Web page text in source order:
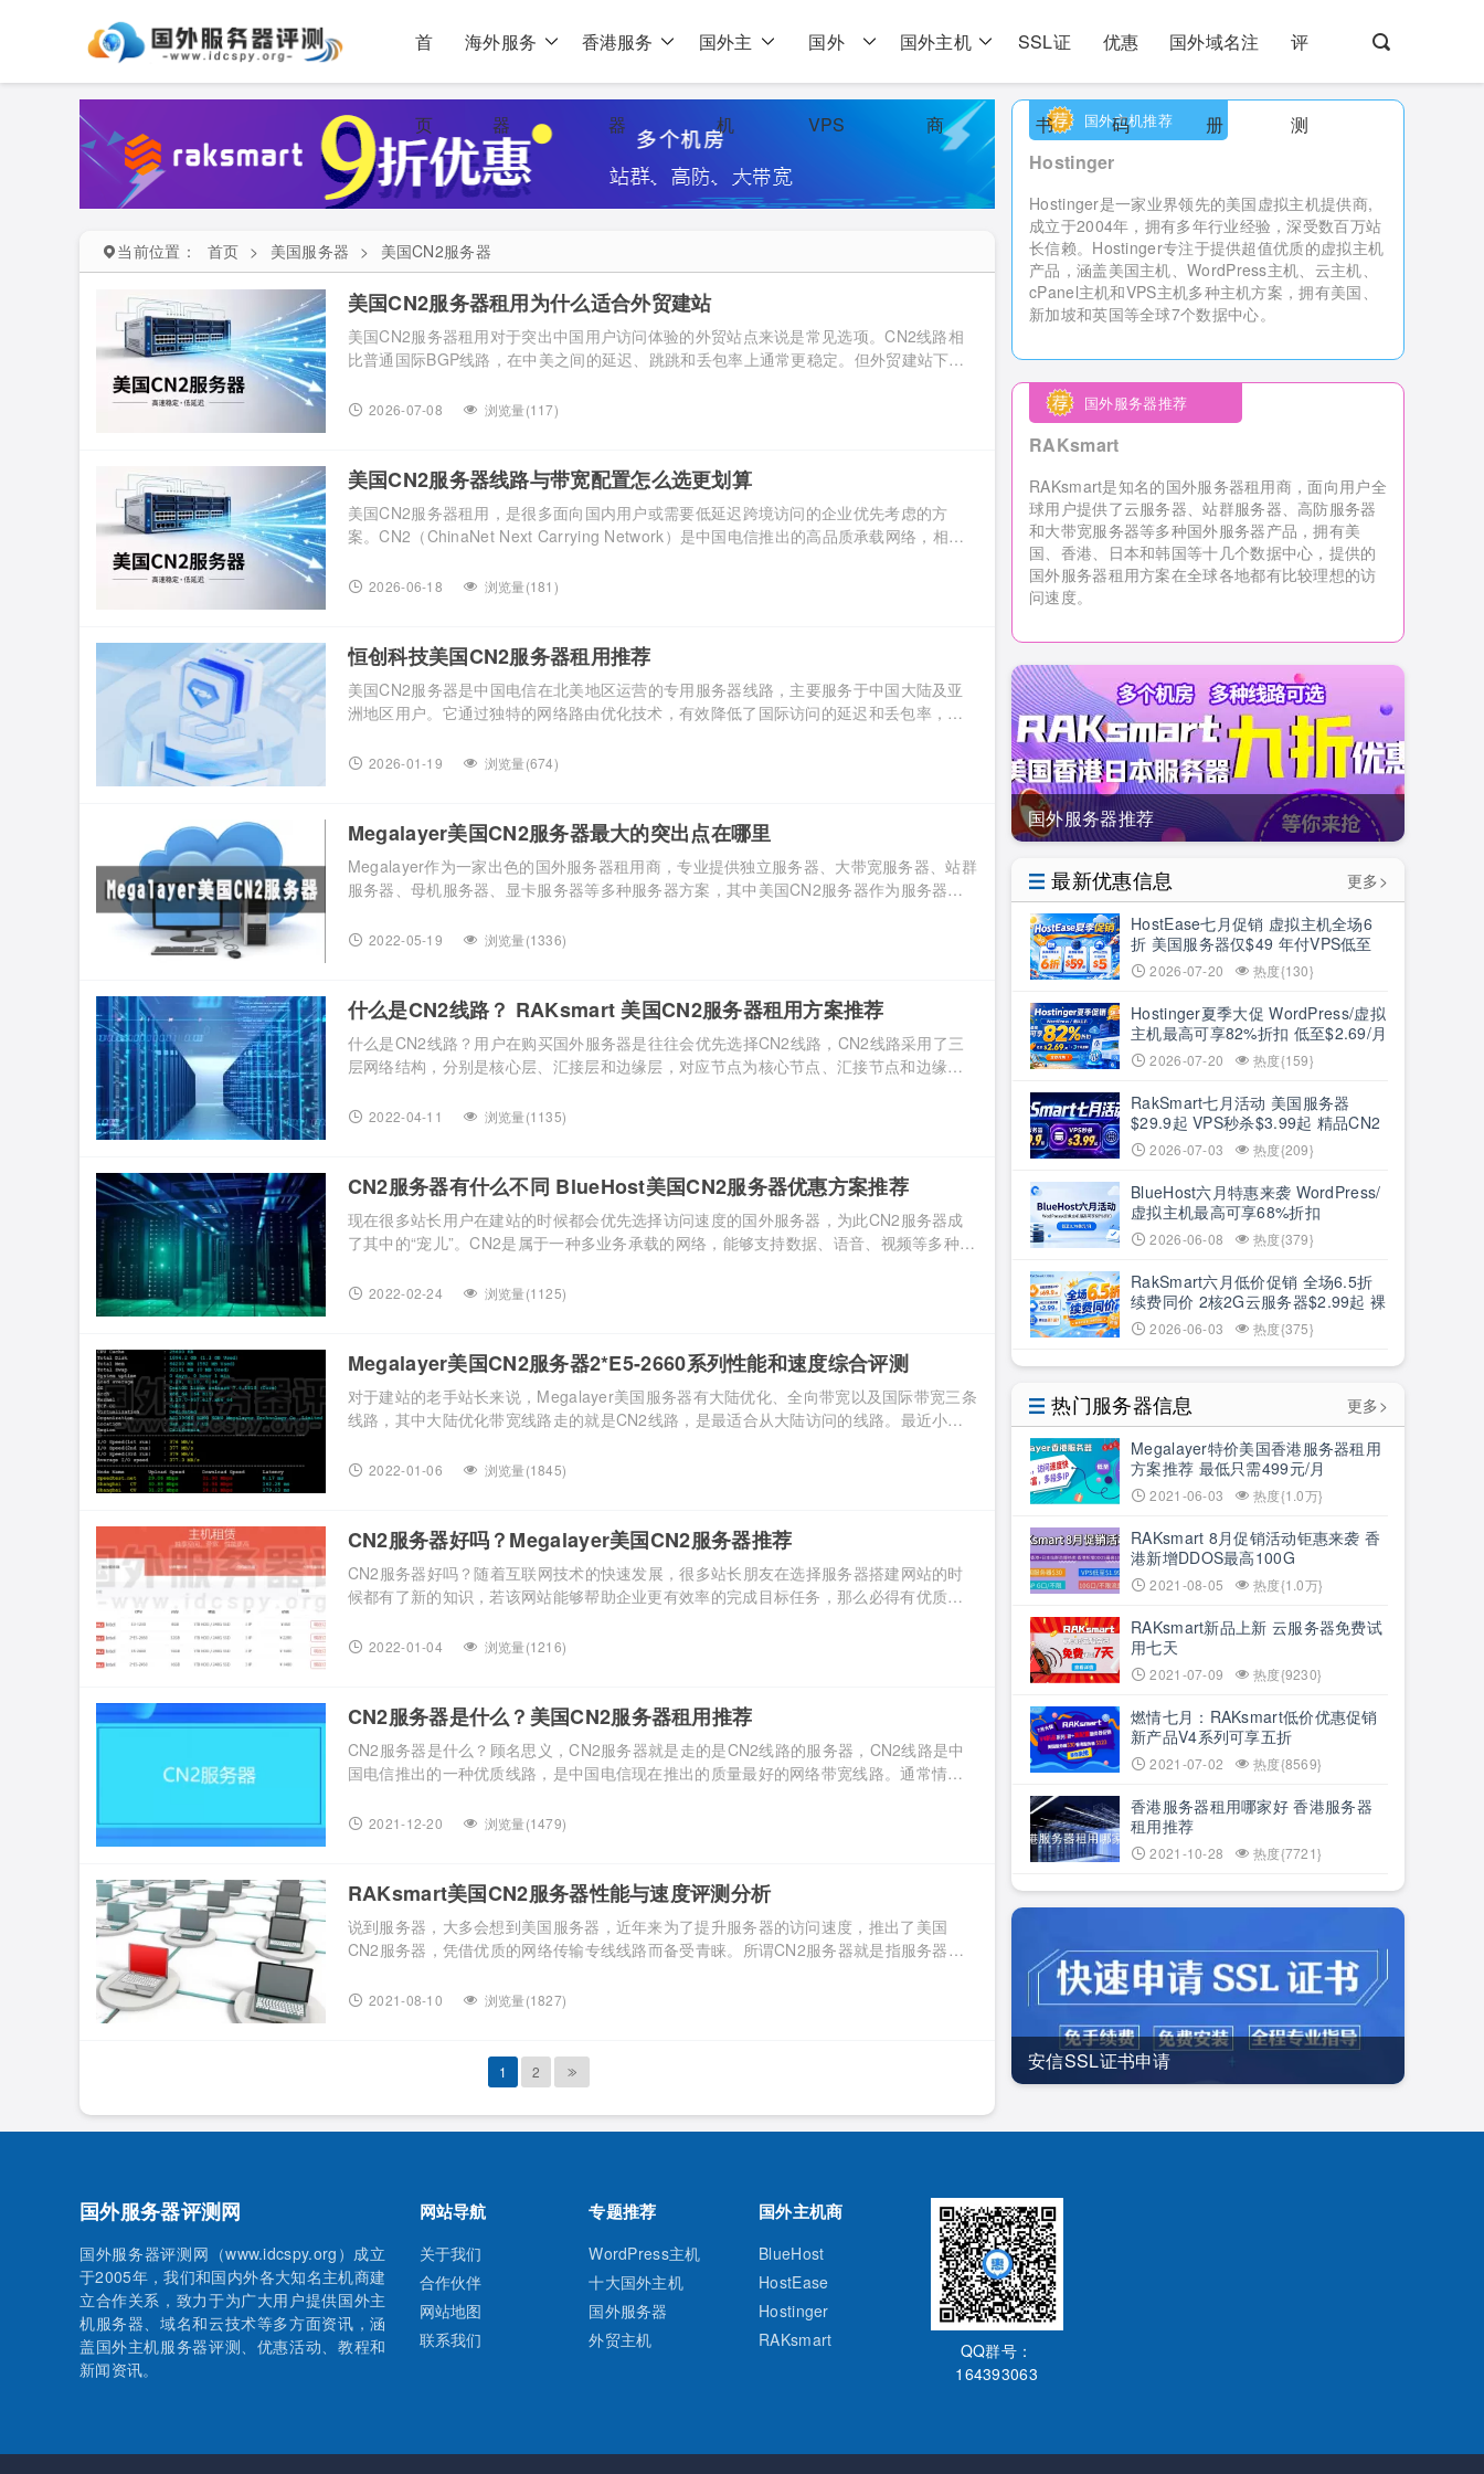
首
页
海外服务
器
香港服务
器
国外主
机
国外
VPS
国外主机
商
SSL证
书
优惠
码
国外域名注
册
评
测
当前位置： 首页 > 美国服务器 > 美国CN2服务器
美国CN2服务器租用为什么适合外贸建站
美国CN2服务器租用对于突出中国用户访问体验的外贸站点来说是常见选项。CN2线路相
比普通国际BGP线路，在中美之间的延迟、跳跳和丢包率上通常更稳定。但外贸建站下单
置。 美国CN2服务器租用为什么适合外贸建站 外贸站点的访问群体主要集中在海外和国内
2026-07-08 浏览量(117)
美国CN2服务器线路与带宽配置怎么选更划算
美国CN2服务器租用，是很多面向国内用户或需要低延迟跨境访问的企业优先考虑的方
案。CN2（ChinaNet Next Carrying Network）是中国电信推出的高品质承载网络，相比
SaaS、游戏加速、视频直播等对网络质量敏感的业务，美国CN2服务器租用能够有效提升
2026-06-18 浏览量(181)
恒创科技美国CN2服务器租用推荐
美国CN2服务器是中国电信在北美地区运营的专用服务器线路，主要服务于中国大陆及亚
洲地区用户。它通过独特的网络路由优化技术，有效降低了国际访问的延迟和丢包率，提
备受广大用户欢迎，本文为大家介绍下恒创科技美国CN2服务器租用价格及适用场景。 恒
2026-01-19 浏览量(674)
Megalayer美国CN2服务器最大的突出点在哪里
Megalayer作为一家出色的国外服务器租用商，专业提供独立服务器、大带宽服务器、站群
服务器、母机服务器、显卡服务器等多种服务器方案，其中美国CN2服务器作为服务器当
Megalayer官网 Megalayer美国CN2服务器很明显就是比普通的美国服务器多出走CN2线
2022-05-19 浏览量(1336)
什么是CN2线路？ RAKsmart 美国CN2服务器租用方案推荐
什么是CN2线路？用户在购买国外服务器是往往会优先选择CN2线路，CN2线路采用了三
层网络结构，分别是核心层、汇接层和边缘层，对应节点为核心节点、汇接节点和边缘节
通、移动等网络互访的问题，用户访问更加快速稳定。 近期RAKsmart美国CN2服务器销
2022-04-11 浏览量(1135)
CN2服务器有什么不同 BlueHost美国CN2服务器优惠方案推荐
现在很多站长用户在建站的时候都会优先选择访问速度的国外服务器，为此CN2服务器成
了其中的“宠儿”。CN2是属于一种多业务承载的网络，能够支持数据、语音、视频等多种业
质的CN2服务器值得推荐呢？本文就给大家具体介绍下。 一、CN2服务器的概念简析 首
2022-02-24 浏览量(1125)
Megalayer美国CN2服务器2*E5-2660系列性能和速度综合评测
对于建站的老手站长来说，Megalayer美国服务器有大陆优化、全向带宽以及国际带宽三条
线路，其中大陆优化带宽线路走的就是CN2线路，是最适合从大陆访问的线路。最近小编
入手了一台热门的Megalayer美国CN2服务器2*E5-2660方案，那么本文就对其进行全面评
2022-01-06 浏览量(1845)
CN2服务器好吗？Megalayer美国CN2服务器推荐
CN2服务器好吗？随着互联网技术的快速发展，很多站长朋友在选择服务器搭建网站的时
候都有了新的知识，若该网站能够帮助企业更有效率的完成目标任务，那么必得有优质的
问题，而且网络质量更好、延迟更低，极大的提高了用户访问体验度。本站小编之前讲解
2022-01-04 浏览量(1216)
CN2服务器是什么？美国CN2服务器租用推荐
CN2服务器是什么？顾名思义，CN2服务器就是走的是CN2线路的服务器，CN2线路是中
国电信推出的一种优质线路，是中国电信现在推出的质量最好的网络带宽线路。通常情况
器，它的速度和稳定性都远胜普通服务器，因此，美国CN2服务器成为热门的选择。 作为
2021-12-20 浏览量(1479)
RAKsmart美国CN2服务器性能与速度评测分析
说到服务器，大多会想到美国服务器，近年来为了提升服务器的访问速度，推出了美国
CN2服务器，凭借优质的网络传输专线线路而备受青睐。所谓CN2服务器就是指服务器所
带宽资源充足，可选DDOS防御。想要了解什么是CN2服务器？RAKsmart美国CN2服务器
2021-08-10 浏览量(1827)
1 2
国外主机推荐
Hostinger
Hostinger是一家业界领先的美国虚拟主机提供商,
成立于2004年，拥有多年行业经验，深受数百万站
长信赖。Hostinger专注于提供超值优质的虚拟主机
产品，涵盖美国主机、WordPress主机、云主机、
cPanel主机和VPS主机多种主机方案，拥有美国、
新加坡和英国等全球7个数据中心。
国外服务器推荐
RAKsmart
RAKsmart是知名的国外服务器租用商，面向用户全
球用户提供了云服务器、站群服务器、高防服务器
和大带宽服务器等多种国外服务器产品，拥有美
国、香港、日本和韩国等十几个数据中心，提供的
国外服务器租用方案在全球各地都有比较理想的访
问速度。
国外服务器推荐
最新优惠信息
更多>
HostEase七月促销 虚拟主机全场6
折 美国服务器仅$49 年付VPS低至
$34.9 RTX5090新购立减$100
2026-07-20 热度{130}
Hostinger夏季大促 WordPress/虚拟
主机最高可享82%折扣 低至$2.69/月
+3个月赠期
2026-07-20 热度{159}
RakSmart七月活动 美国服务器
$29.9起 VPS秒杀$3.99起 精品CN2
低至6.5折
2026-07-03 热度{209}
BlueHost六月特惠来袭 WordPress/
虚拟主机最高可享68%折扣
2026-06-08 热度{379}
RakSmart六月低价促销 全场6.5折
续费同价 2核2G云服务器$2.99起 裸
机云买1送1
2026-06-03 热度{375}
热门服务器信息
更多>
Megalayer特价美国香港服务器租用
方案推荐 最低只需499元/月
2021-06-03 热度{1.0万}
RAKsmart 8月促销活动钜惠来袭 香
港新增DDOS最高100G
2021-08-05 热度{1.0万}
RAKsmart新品上新 云服务器免费试
用七天
2021-07-09 热度{9230}
燃情七月：RAKsmart低价优惠促销
新产品V4系列可享五折
2021-07-02 热度{8569}
香港服务器租用哪家好 香港服务器
租用推荐
2021-10-28 热度{7721}
安信SSL证书申请
国外服务器评测网
国外服务器评测网（www.idcspy.org）成立
于2005年，我们和国内外各大知名主机商建
立合作关系，致力于为广大用户提供国外主
机服务器、域名和云技术等多方面资讯，涵
盖国外主机服务器评测、优惠活动、教程和
新闻资讯。
网站导航
关于我们
合作伙伴
网站地图
联系我们
专题推荐
WordPress主机
十大国外主机
国外服务器
外贸主机
国外主机商
BlueHost
HostEase
Hostinger
RAKsmart
QQ群号：
164393063